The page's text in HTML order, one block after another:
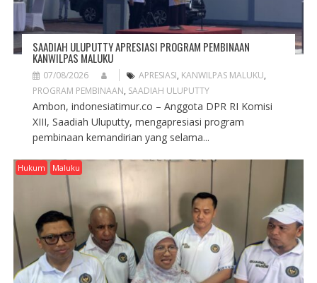
SAADIAH ULUPUTTY APRESIASI PROGRAM PEMBINAAN
KANWILPAS MALUKU
07/08/2026 APRESIASI, KANWILPAS MALUKU,
PROGRAM PEMBINAAN, SAADIAH ULUPUTTY
Ambon, indonesiatimur.co – Anggota DPR RI Komisi
XIII, Saadiah Uluputty, mengapresiasi program
pembinaan kemandirian yang selama...
Hukum Maluku